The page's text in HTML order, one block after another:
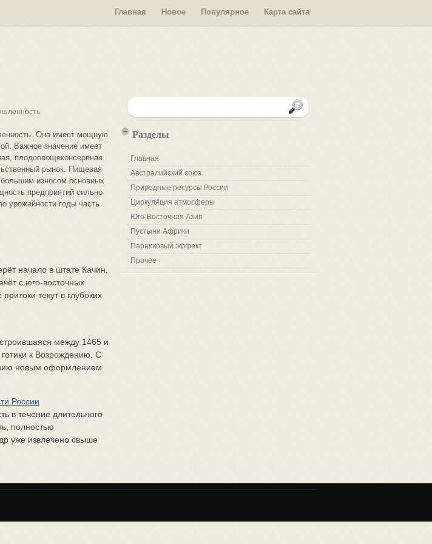
Главная Новое Популярное Карта сайта
Она имеет мощную
Важное значение имеет
плодоовощеконсервная.
рынок. Пищевая
большим износом основных
предприятий сильно
урожайности годы часть
начало в штате Качин,
с юго-восточных
текут в глубоких
между 1465 и
к Возрождению. С
новым оформлением
России
в течение длительного
полностью
уже извлечено свыше
Разделы
Главная
Австралийский союз
Природные ресурсы России
Циркуляция атмосферы
Юго-Восточная Азия
Пустыни Африки
Парниковый эффект
Прочее